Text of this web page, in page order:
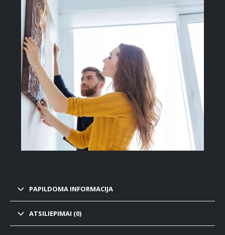
PAPILDOMA INFORMACIJA
ATSILIEPIMAI (0)